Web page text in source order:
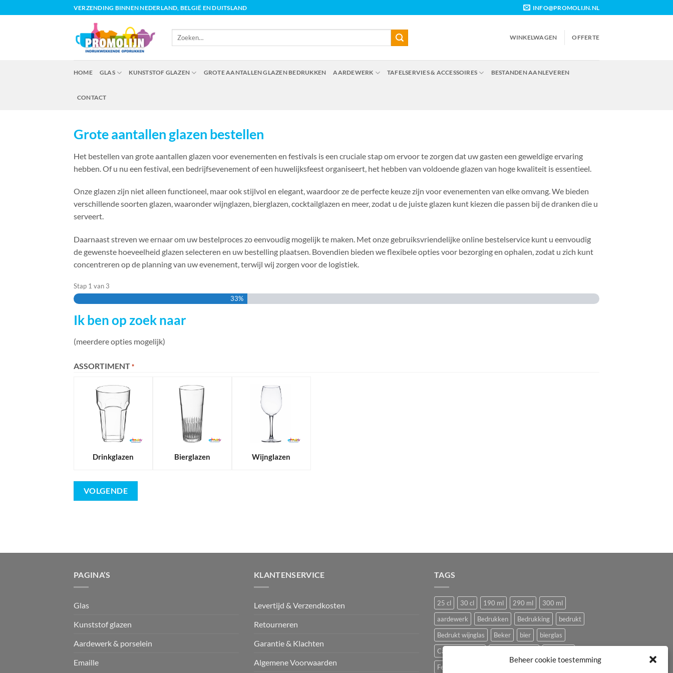
Beheer cookie toestemming
naar
VERZENDING BINNEN NEDERLAND, BELGIË EN DUITSLAND INFO@PROMOLIJN.NL
Zoeken
WINKELWAGEN OFFERTE
HOME GLAS KUNSTSTOF GLAZEN GROTE AANTALLEN GLAZEN BEDRUKKEN AARDEWERK TAFELSERVIES & ACCESSOIRES BESTANDEN AANLEVEREN
CONTACT
Grote aantallen glazen bestellen
Het bestellen van grote aantallen glazen voor evenementen en festivals is een cruciale stap om ervoor te zorgen dat uw gasten een geweldige ervaring
hebben. Of u nu een festival, een bedrijfsevenement of een huwelijksfeest organiseert, het hebben van voldoende glazen van hoge kwaliteit is essentieel.
Onze glazen zijn niet alleen functioneel, maar ook stijlvol en elegant, waardoor ze de perfecte keuze zijn voor evenementen van elke omvang. We bieden
verschillende soorten glazen, waaronder wijnglazen, bierglazen, cocktailglazen en meer, zodat u de juiste glazen kunt kiezen die passen bij de dranken die u
serveert.
Daarnaast streven we ernaar om uw bestelproces zo eenvoudig mogelijk te maken. Met onze gebruiksvriendelijke online bestelservice kunt u eenvoudig
de gewenste hoeveelheid glazen selecteren en uw bestelling plaatsen. Bovendien bieden we flexibele opties voor bezorging en ophalen, zodat u zich kunt
concentreren op de planning van uw evenement, terwijl wij zorgen voor de logistiek.
Stap 1 van 3
33%
Ik ben op zoek naar
(meerdere opties mogelijk)
ASSORTIMENT *
Drinkglazen Bierglazen Wijnglazen
PAGINA’S
Glas
Kunststof glazen
Aardewerk & porselein
Emaille
KLANTENSERVICE
Levertijd & Verzendkosten
Retourneren
Garantie & Klachten
Algemene Voorwaarden
TAGS
25 cl 30 cl 190 ml 290 ml
300 ml
aardewerk
Bedrukken Bedrukking
bedrukt
Bedrukt wijnglas
Beker bier
bierglas
Camping glazen
Festival glas